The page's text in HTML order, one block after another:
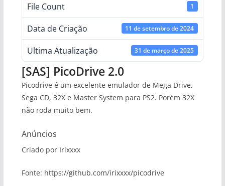
File Count 1
Data de Criação 11 de setembro de 2024
Ultima Atualização 31 de março de 2025
[SAS] PicoDrive 2.0
Picodrive é um excelente emulador de Mega Drive,
Sega CD, 32X e Master System para PS2. Porém 32X
não roda muito bem.
Anúncios
Criado por Irixxxx
Fonte: https://github.com/irixxxx/picodrive